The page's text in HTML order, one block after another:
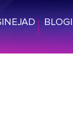
BLOGI